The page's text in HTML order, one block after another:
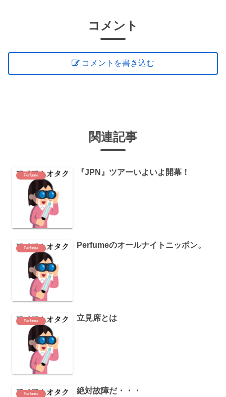
関連記事
Perfume 『JPN』ツアーいよいよ開幕！
Perfume Perfumeのオールナイトニッポン。
Perfume 立見席とは
Perfume 絶対故障だ・・・
コメント
コメントを書き込む